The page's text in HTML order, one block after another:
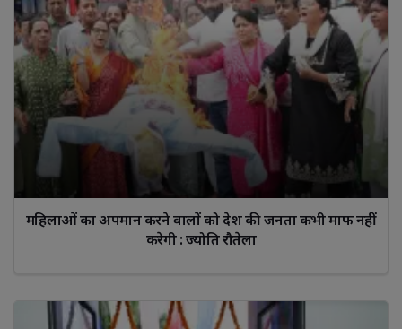
महिलाओं का अपमान करने वालों को देश की जनता कभी माफ नहीं
करेगी : ज्योति रौतेला